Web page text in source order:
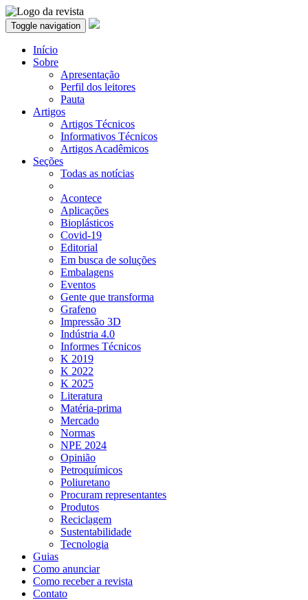
Toggle navigation
Início
Sobre
Apresentação
Perfil dos leitores
Pauta
Artigos
Artigos Técnicos
Informativos Técnicos
Artigos Acadêmicos
Seções
Todas as notícias
Acontece
Aplicações
Bioplásticos
Covid-19
Editorial
Em busca de soluções
Embalagens
Eventos
Gente que transforma
Grafeno
Impressão 3D
Indústria 4.0
Informes Técnicos
K 2019
K 2022
K 2025
Literatura
Matéria-prima
Mercado
Normas
NPE 2024
Opinião
Petroquímicos
Poliuretano
Procuram representantes
Produtos
Reciclagem
Sustentabilidade
Tecnologia
Guias
Como anunciar
Como receber a revista
Contato